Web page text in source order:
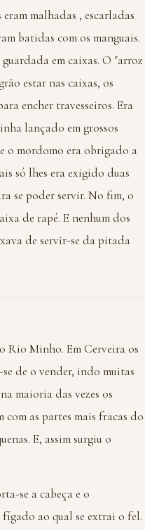
malhadas , escarladas
batidas com os manguais.
em caixas. O "arroz
estar nas caixas, os
encher travesseiros. Era
lançado em grossos
o mordomo era obrigado a
só lhes era exigido duas
se poder servir. No fim, o
de rapé. E nenhum dos
de servir-se da pitada
Rio Minho. Em Cerveira os
se de o vender, indo muitas
maioria das vezes os
com as partes mais fracas do
E, assim surgiu o
se a cabeça e o
ao qual se extrai o fel.